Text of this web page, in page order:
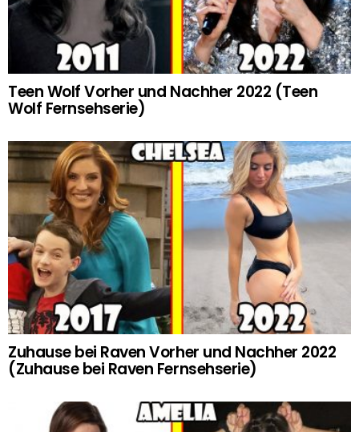
Teen Wolf Vorher und Nachher 2022 (Teen
Wolf Fernsehserie)
Zuhause bei Raven Vorher und Nachher 2022
(Zuhause bei Raven Fernsehserie)